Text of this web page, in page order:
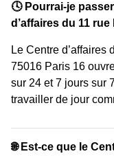
🕓 Pourrai-je
d’affaires du 11
Le Centre
75016 Paris 16
sur 24 et 7 jours sur
travailler de jour
🌐 Est-ce que le